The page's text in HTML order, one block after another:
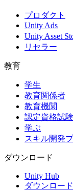
Unity で宣伝
活用事例
モバイルゲーム
Unity でモバイル
インディーゲーム
少人数のチーム
XR ゲーム
XR ゲームを複数
マルチプレイヤー
マルチプレイヤー
ブログ
更新情報、情報、
お知らせ
ニュース、ストー
認定教材
Unityのマスタリー
プロダクト
Unity Ads
Unity Asset
リセラー
教育
学生
教育関係者
教育機関
認定資格試験
学ぶ
スキル開発
ダウンロード
Unity Hub
ダウンロー